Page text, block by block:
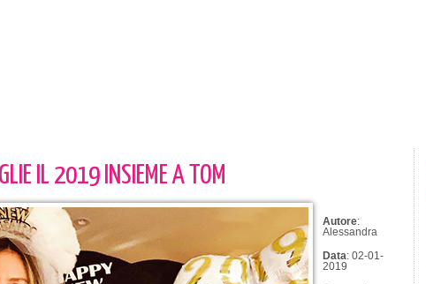
IL 2019 INSIEME A TOM
Autore:
Alessandra
Data: 02-01-
2019